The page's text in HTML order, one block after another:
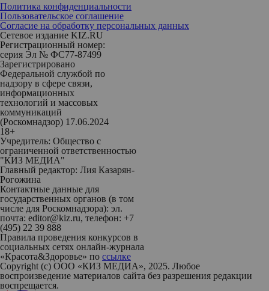
Политика конфиденциальности
Пользовательское соглашение
Согласие на обработку персональных данных
Сетевое издание KIZ.RU
Регистрационный номер:
серия Эл № ФС77-87499
Зарегистрировано
Федеральной службой по
надзору в сфере связи,
информационных
технологий и массовых
коммуникаций
(Роскомнадзор) 17.06.2024
18+
Учредитель: Общество с
ограниченной ответственностью
"КИЗ МЕДИА"
Главный редактор: Лия Казарян-
Рогожина
Контактные данные для
государственных органов (в том
числе для Роскомнадзора): эл.
почта: editor@kiz.ru, телефон: +7
(495) 22 39 888
Правила проведения конкурсов в
социальных сетях онлайн-журнала
«Красота&Здоровье» по ссылке
Copyright (с) ООО «КИЗ МЕДИА», 2025. Любое
воспроизведение материалов сайта без разрешения редакции
воспрещается.